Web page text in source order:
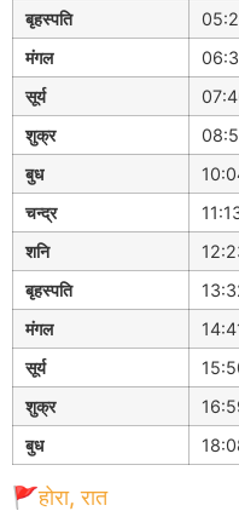
बृहस्पति
मंगल
सूर्य
शुक्र
बुध
चन्द्र
शनि
बृहस्पति
मंगल
सूर्य
शुक्र
बुध
🚩होरा, रात